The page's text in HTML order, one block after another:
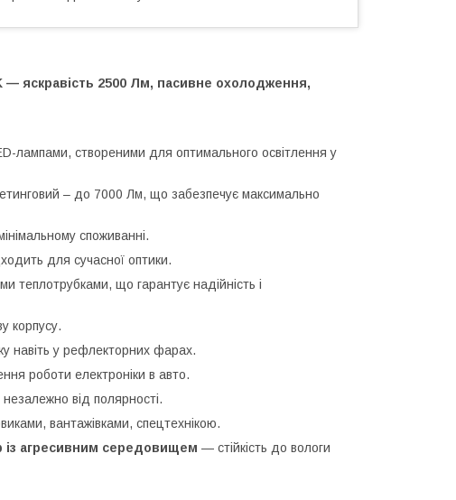
— яскравість 2500 Лм, пасивне охолодження,
лампами, створеними для оптимального освітлення у
– до 7000 Лм, що забезпечує максимально
споживанні.
для сучасної оптики.
теплотрубками, що гарантує надійність і
корпусу.
навіть у рефлекторних фарах.
роботи електроніки в авто.
від полярності.
вантажівками, спецтехнікою.
із агресивним середовищем — стійкість до вологи